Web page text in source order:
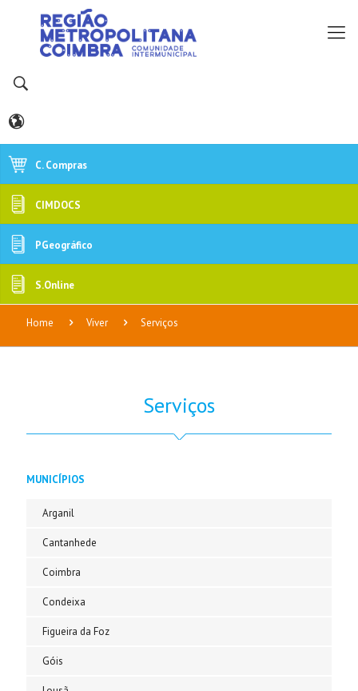
C. Compras
CIMDOCS
PGeográfico
S.Online
Home Viver Serviços
Serviços
MUNICÍPIOS
Arganil
Cantanhede
Coimbra
Condeixa
Figueira da Foz
Góis